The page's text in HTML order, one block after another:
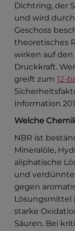
Dichtring, der
und wird
Geschoss
theoretisches
wirken auf den
Druckkraft.
greift zum12-
Information
Welche
NBR ist
Mineralöle,
aliphatische
und verdünnte
gegen
Lösungsmittel
starke
Säuren. Bei